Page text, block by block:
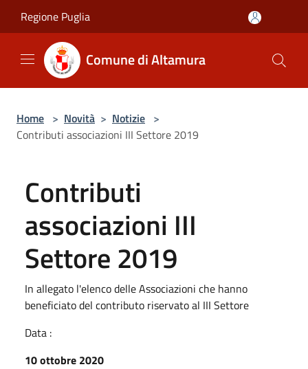
Regione Puglia
Comune di Altamura
Home > Novità > Notizie >
Contributi associazioni III Settore 2019
Contributi
associazioni III
Settore 2019
In allegato l'elenco delle Associazioni che hanno
beneficiato del contributo riservato al III Settore
Data :
10 ottobre 2020